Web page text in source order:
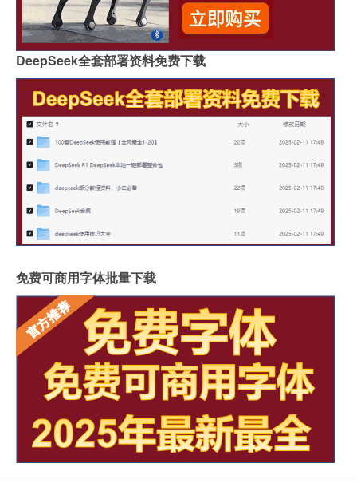
DeepSeek全套部署资料免费下载
免费可商用字体批量下载